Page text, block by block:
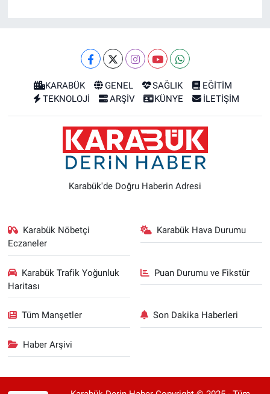
KARABÜK GENEL SAĞLIK
EĞİTİM
TEKNOLOJİ
ARŞİV KÜNYE İLETİŞİM
Karabük'de Doğru Haberin Adresi
Karabük Nöbetçi
Eczaneler
Karabük Hava Durumu
Karabük Trafik Yoğunluk
Haritası
Puan Durumu ve Fikstür
Tüm Manşetler Son Dakika Haberleri
Haber Arşivi